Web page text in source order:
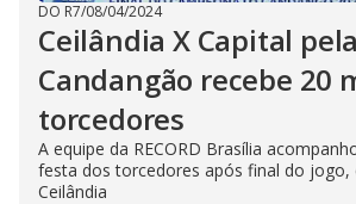
DO R7/08/04/2024
Ceilândia X Capital
Candangão recebe 20
torcedores
A equipe da RECORD Brasília
festa dos torcedores após final do jogo,
Ceilândia